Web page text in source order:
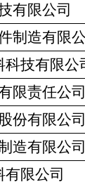
有限公司
制造有限
科技有限公
限责任公
份有限公
造有限公
限公司